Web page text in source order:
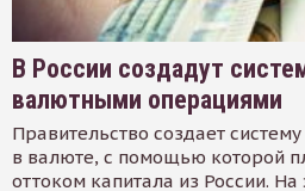
В России создадут
валютными операциями
Правительство создает
в валюте, с помощью которой
оттоком капитала из России. На